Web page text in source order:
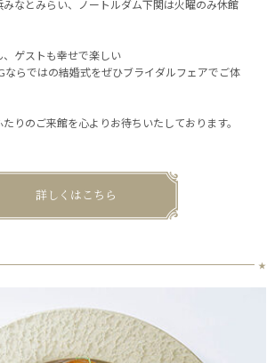
なとみらい、ノートルダム下関は火曜のみ休館
ゲストも幸せで楽しい
ならではの結婚式をぜひブライダルフェアでご体
りのご来館を心よりお待ちいたしております。
詳しくはこちら